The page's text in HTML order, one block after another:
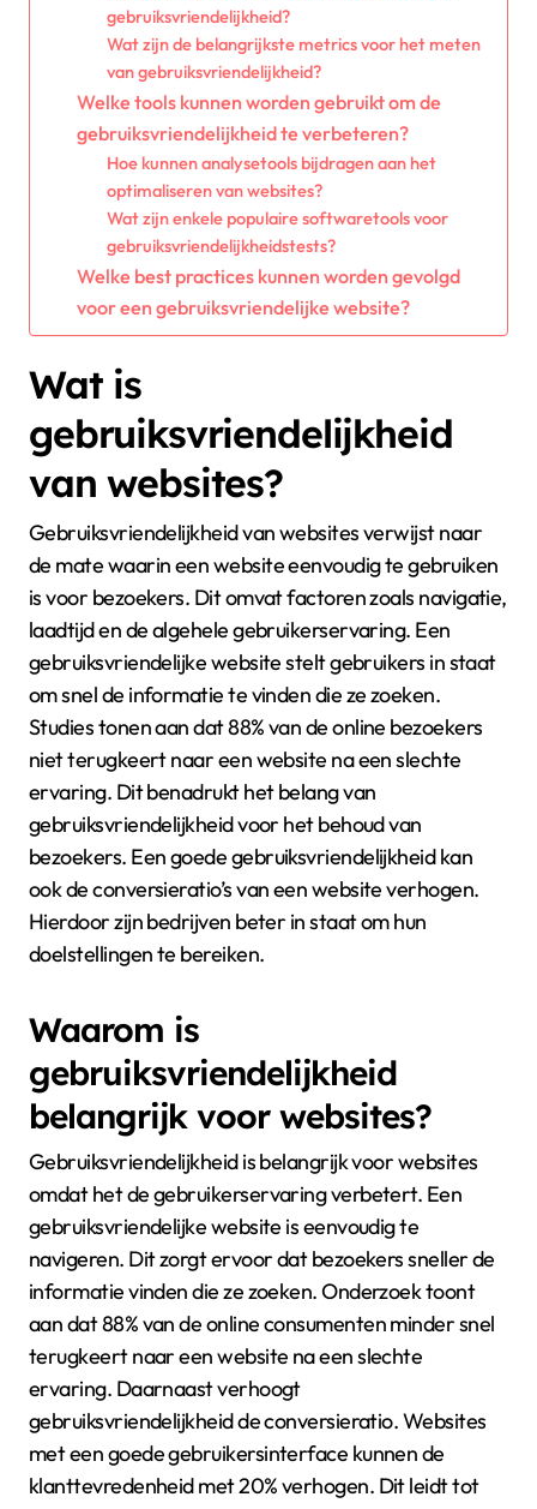
gebruiksvriendelijkheid?
Wat zijn de belangrijkste metrics voor het meten
van gebruiksvriendelijkheid?
Welke tools kunnen worden gebruikt om de
gebruiksvriendelijkheid te verbeteren?
Hoe kunnen analysetools bijdragen aan het
optimaliseren van websites?
Wat zijn enkele populaire softwaretools voor
gebruiksvriendelijkheidstests?
Welke best practices kunnen worden gevolgd
voor een gebruiksvriendelijke website?
Wat is
gebruiksvriendelijkheid
van websites?
Gebruiksvriendelijkheid van websites verwijst naar
de mate waarin een website eenvoudig te gebruiken
is voor bezoekers. Dit omvat factoren zoals navigatie,
laadtijd en de algehele gebruikerservaring. Een
gebruiksvriendelijke website stelt gebruikers in staat
om snel de informatie te vinden die ze zoeken.
Studies tonen aan dat 88% van de online bezoekers
niet terugkeert naar een website na een slechte
ervaring. Dit benadrukt het belang van
gebruiksvriendelijkheid voor het behoud van
bezoekers. Een goede gebruiksvriendelijkheid kan
ook de conversieratio’s van een website verhogen.
Hierdoor zijn bedrijven beter in staat om hun
doelstellingen te bereiken.
Waarom is
gebruiksvriendelijkheid
belangrijk voor websites?
Gebruiksvriendelijkheid is belangrijk voor websites
omdat het de gebruikerservaring verbetert. Een
gebruiksvriendelijke website is eenvoudig te
navigeren. Dit zorgt ervoor dat bezoekers sneller de
informatie vinden die ze zoeken. Onderzoek toont
aan dat 88% van de online consumenten minder snel
terugkeert naar een website na een slechte
ervaring. Daarnaast verhoogt
gebruiksvriendelijkheid de conversieratio. Websites
met een goede gebruikersinterface kunnen de
klanttevredenheid met 20% verhogen. Dit leidt tot